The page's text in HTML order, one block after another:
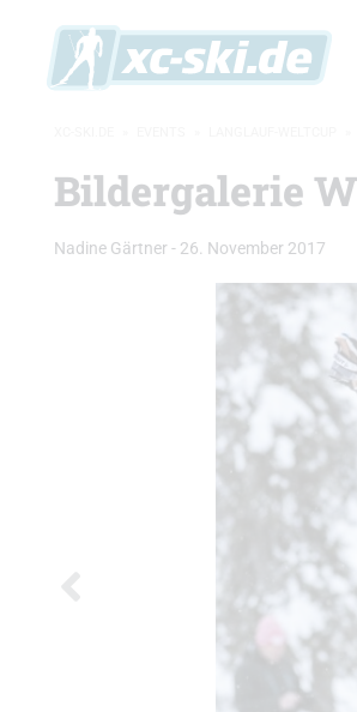
Bildergalerie
Nadine Gärtner - 26. November 2017